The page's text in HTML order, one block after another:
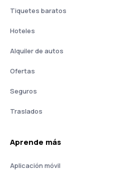
Tiquetes baratos
Hoteles
Alquiler de autos
Ofertas
Seguros
Traslados
Aprende más
Aplicación móvil